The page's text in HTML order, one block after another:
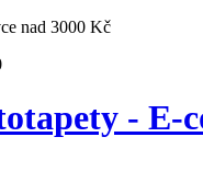
nad 3000 Kč
- E-